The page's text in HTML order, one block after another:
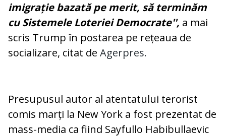
imigrație bazată pe merit, să terminăm
cu Sistemele Loteriei Democrate'', a mai
scris Trump în postarea pe rețeaua de
socializare, citat de Agerpres.
Presupusul autor al atentatului terorist
comis marți la New York a fost prezentat de
mass-media ca fiind Sayfullo Habibullaevic